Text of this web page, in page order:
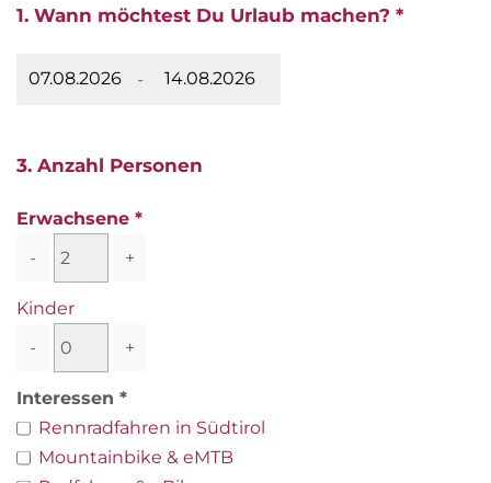
1. Wann möchtest Du Urlaub machen? *
-
3. Anzahl Personen
Erwachsene
-
+
Kinder
-
+
Interessen
Rennradfahren in Südtirol
Mountainbike & eMTB